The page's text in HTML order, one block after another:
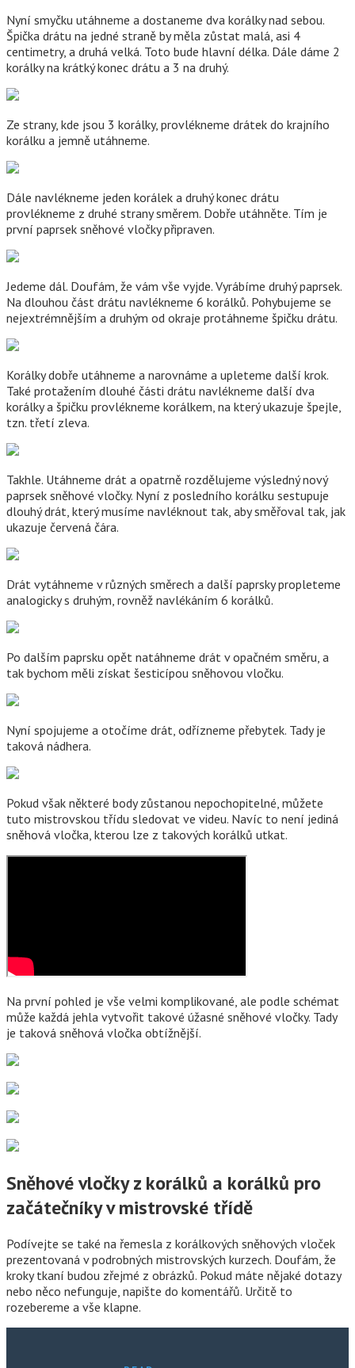
Nyní smyčku utáhneme a dostaneme dva korálky nad sebou.
Špička drátu na jedné straně by měla zůstat malá, asi 4
centimetry, a druhá velká. Toto bude hlavní délka. Dále dáme 2
korálky na krátký konec drátu a 3 na druhý.
Ze strany, kde jsou 3 korálky, provlékneme drátek do krajního
korálku a jemně utáhneme.
Dále navlékneme jeden korálek a druhý konec drátu
provlékneme z druhé strany směrem. Dobře utáhněte. Tím je
první paprsek sněhové vločky připraven.
Jedeme dál. Doufám, že vám vše vyjde. Vyrábíme druhý paprsek.
Na dlouhou část drátu navlékneme 6 korálků. Pohybujeme se
nejextrémnějším a druhým od okraje protáhneme špičku drátu.
Korálky dobře utáhneme a narovnáme a upleteme další krok.
Také protažením dlouhé části drátu navlékneme další dva
korálky a špičku provlékneme korálkem, na který ukazuje špejle,
tzn. třetí zleva.
Takhle. Utáhneme drát a opatrně rozdělujeme výsledný nový
paprsek sněhové vločky. Nyní z posledního korálku sestupuje
dlouhý drát, který musíme navléknout tak, aby směřoval tak, jak
ukazuje červená čára.
Drát vytáhneme v různých směrech a další paprsky propleteme
analogicky s druhým, rovněž navlékáním 6 korálků.
Po dalším paprsku opět natáhneme drát v opačném směru, a
tak bychom měli získat šesticípou sněhovou vločku.
Nyní spojujeme a otočíme drát, odřízneme přebytek. Tady je
taková nádhera.
Pokud však některé body zůstanou nepochopitelné, můžete
tuto mistrovskou třídu sledovat ve videu. Navíc to není jediná
sněhová vločka, kterou lze z takových korálků utkat.
Na první pohled je vše velmi komplikované, ale podle schémat
může každá jehla vytvořit takové úžasné sněhové vločky. Tady
je taková sněhová vločka obtížnější.
Sněhové vločky z korálků a korálků pro
začátečníky v mistrovské třídě
Podívejte se také na řemesla z korálkových sněhových vloček
prezentovaná v podrobných mistrovských kurzech. Doufám, že
kroky tkaní budou zřejmé z obrázků. Pokud máte nějaké dotazy
nebo něco nefunguje, napište do komentářů. Určitě to
rozebereme a vše klapne.